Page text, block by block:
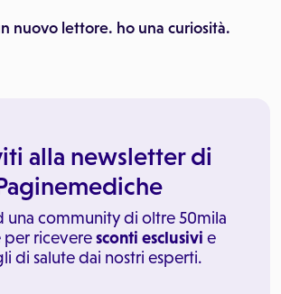
nuovo lettore. ho una curiosità.
alla newsletter di
una community di oltre 50mila
per riceveresconti esclusivi e
di salute dai nostri esperti.